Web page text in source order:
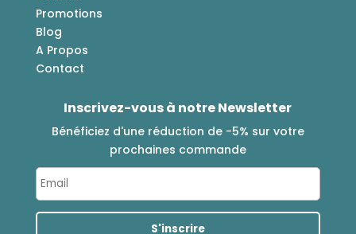
Promotions
Blog
A Propos
Contact
Inscrivez-vous à notre Newsletter
Bénéficiez d'une réduction de -5% sur votre
prochaines commande